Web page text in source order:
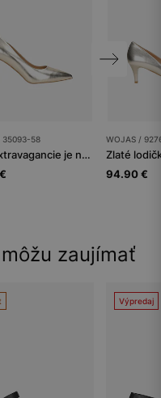
35093-58
Čaro extravagancie je na dosah so zlatými koženými lodičkami
WOJAS /
94.90 €
zaujímať
Výpredaj